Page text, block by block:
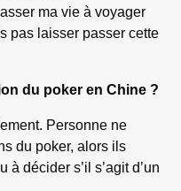
ma vie à voyager
pas laisser passer cette
du poker en Chine ?
Personne ne
du poker, alors ils
à décider s’il s’agit d’un